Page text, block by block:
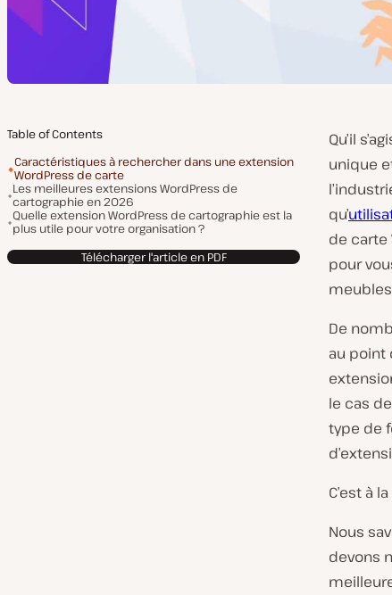
Table of Contents
Caractéristiques à rechercher dans une extension
WordPress de carte
Les meilleures extensions WordPress de
cartographie en 2026
Quelle extension WordPress de cartographie est la
plus utile pour votre organisation ?
Télécharger l'article en PDF
Qu’il
unique
qu’
de carte
pour
De
au point
le cas
type de
C’est à
Nous
devons